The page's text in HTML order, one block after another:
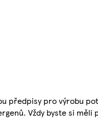
předpisy pro výrobu
Vždy byste si